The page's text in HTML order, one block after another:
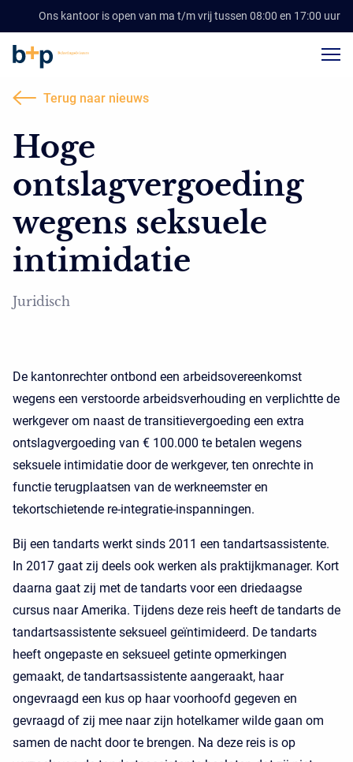
Ons kantoor is open van ma t/m vrij tussen 08:00 en 17:00 uur
Terug naar nieuws
Hoge
ontslagvergoeding
wegens seksuele
intimidatie
Juridisch
De kantonrechter ontbond een arbeidsovereenkomst
wegens een verstoorde arbeidsverhouding en verplichtte de
werkgever om naast de transitievergoeding een extra
ontslagvergoeding van € 100.000 te betalen wegens
seksuele intimidatie door de werkgever, ten onrechte in
functie terugplaatsen van de werkneemster en
tekortschietende re-integratie-inspanningen.
Bij een tandarts werkt sinds 2011 een tandartsassistente.
In 2017 gaat zij deels ook werken als praktijkmanager. Kort
daarna gaat zij met de tandarts voor een driedaagse
cursus naar Amerika. Tijdens deze reis heeft de tandarts de
tandartsassistente seksueel geïntimideerd. De tandarts
heeft ongepaste en seksueel getinte opmerkingen
gemaakt, de tandartsassistente aangeraakt, haar
ongevraagd een kus op haar voorhoofd gegeven en
gevraagd of zij mee naar zijn hotelkamer wilde gaan om
samen de nacht door te brengen. Na deze reis is op